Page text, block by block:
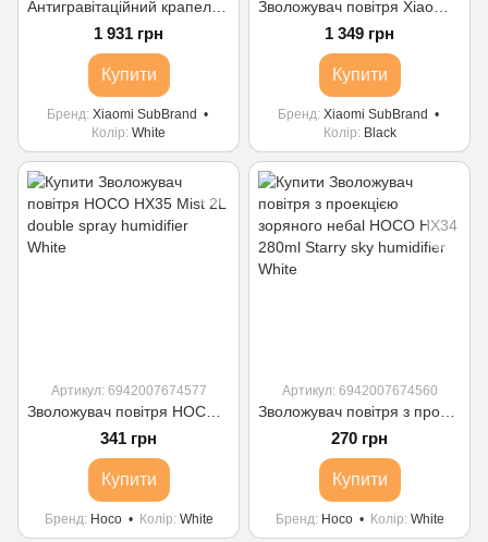
1 931 грн
Купити
Бренд Xiaomi SubBrand
Колір White
1 349 грн
Купити
Бренд Xiaomi SubBrand
Колір
Black
Артикул: 6942007674577
341 грн
Купити
Бренд Hoco Колір White
Артикул: 6942007674560
270 грн
Купити
Бренд Hoco Колір White